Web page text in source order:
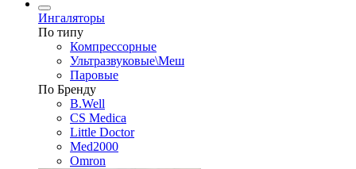
Ингаляторы
По типу
Компрессорные
Ультразвуковые\Меш
Паровые
По Бренду
B.Well
CS Medica
Little Doctor
Med2000
Omron